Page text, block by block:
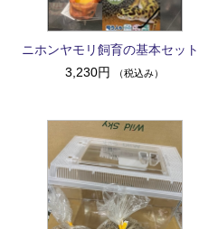
ニホンヤモリ飼育の基本セット
3,230円
（税込み）